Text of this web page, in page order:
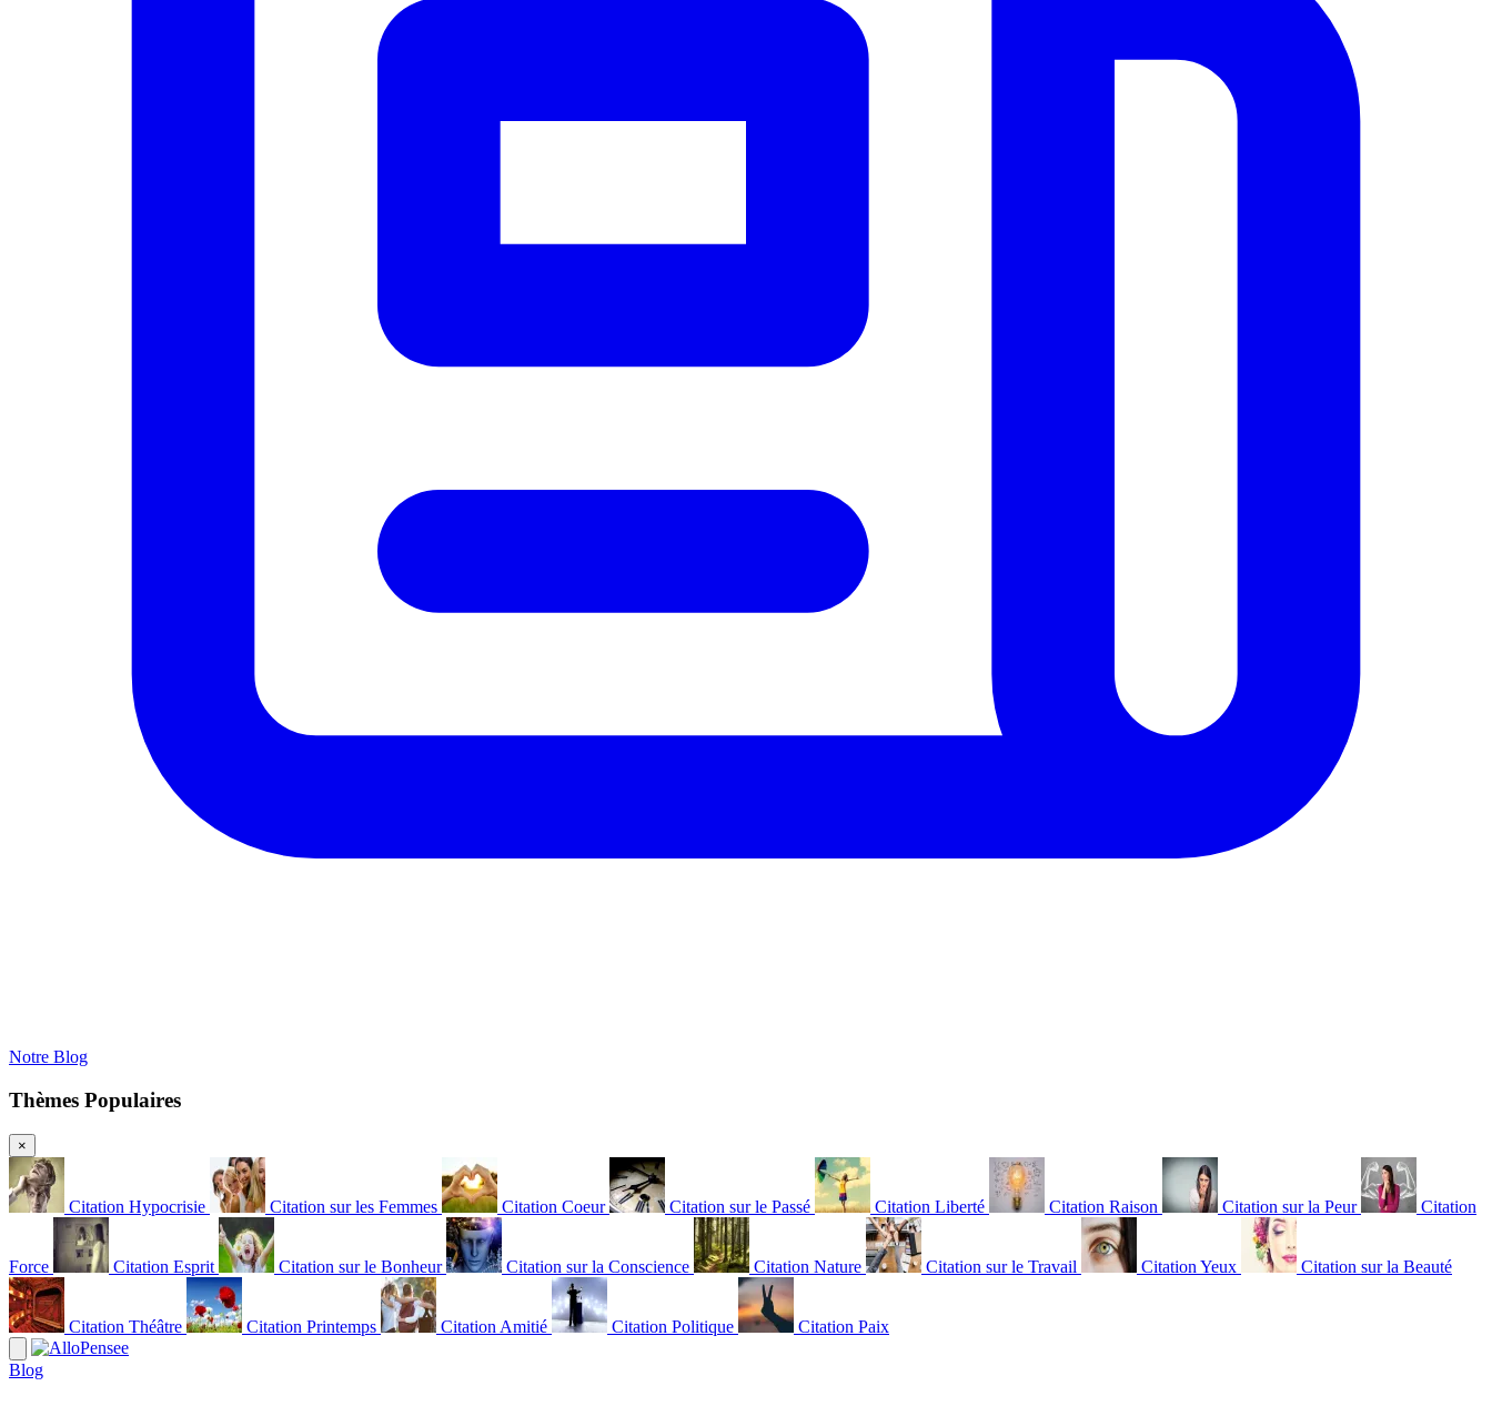
Notre Blog
Thèmes Populaires
×
Citation Hypocrisie Citation sur les Femmes Citation Coeur Citation sur le Passé Citation Liberté Citation Raison Citation sur la Peur Citation
Force Citation Esprit Citation sur le Bonheur Citation sur la Conscience Citation Nature Citation sur le Travail Citation Yeux Citation sur la Beauté
Citation Théâtre Citation Printemps Citation Amitié Citation Politique Citation Paix
Blog